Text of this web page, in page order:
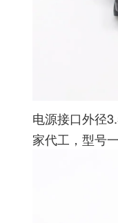
电源接口外径
家代工，型号